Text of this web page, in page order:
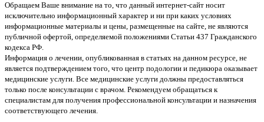
Обращаем Ваше внимание на то, что данный интернет-сайт носит
исключительно информационный характер и ни при каких условиях
информационные материалы и цены, размещенные на сайте, не являются
публичной офертой, определяемой положениями Статьи 437 Гражданского
кодекса РФ.
Информация о лечении, опубликованная в статьях на данном ресурсе, не
является подтверждением того, что центр подологии и педикюра оказывает
медицинские услуги. Все медицинские услуги должны предоставляться
только после консультации с врачом. Рекомендуем обращаться к
специалистам для получения профессиональной консультации и назначения
соответствующего лечения.